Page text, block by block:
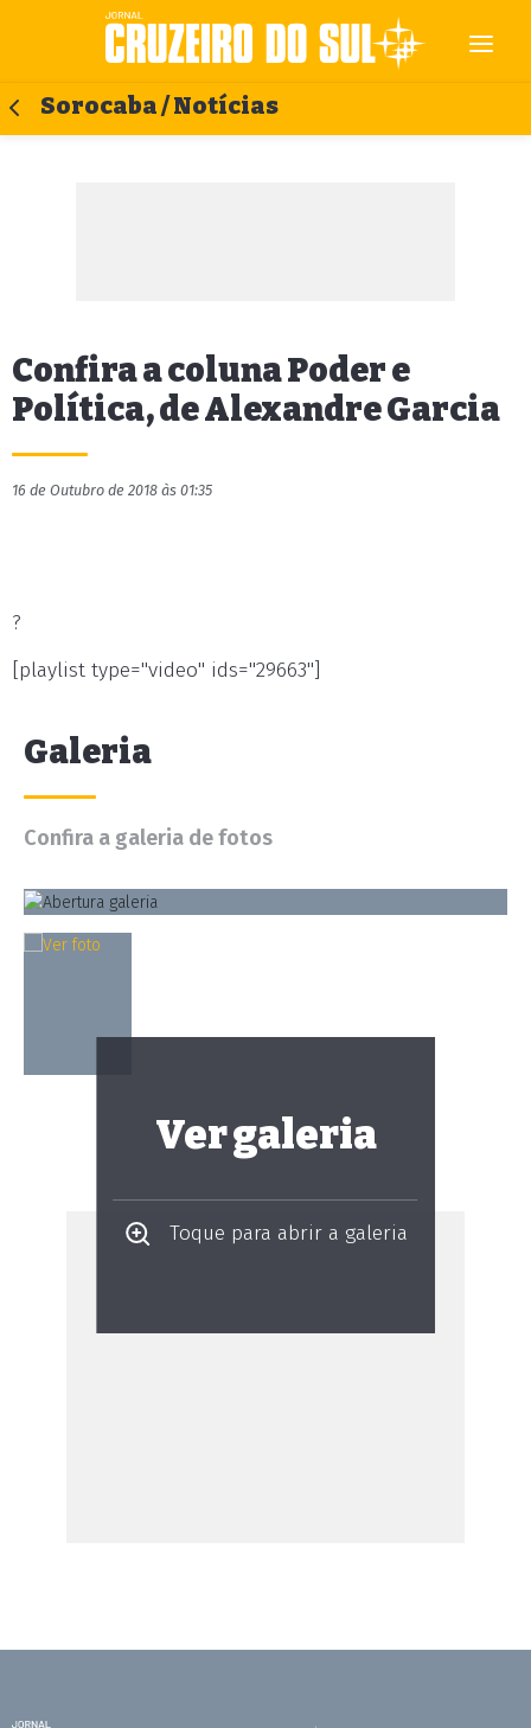
Sorocaba / Notícias
Confira a coluna Poder e
Política, de Alexandre Garcia
16 de Outubro de 2018 às 01:35
?
[playlist type="video" ids="29663"]
Galeria
Confira a galeria de fotos
Ver galeria
Toque para abrir a galeria